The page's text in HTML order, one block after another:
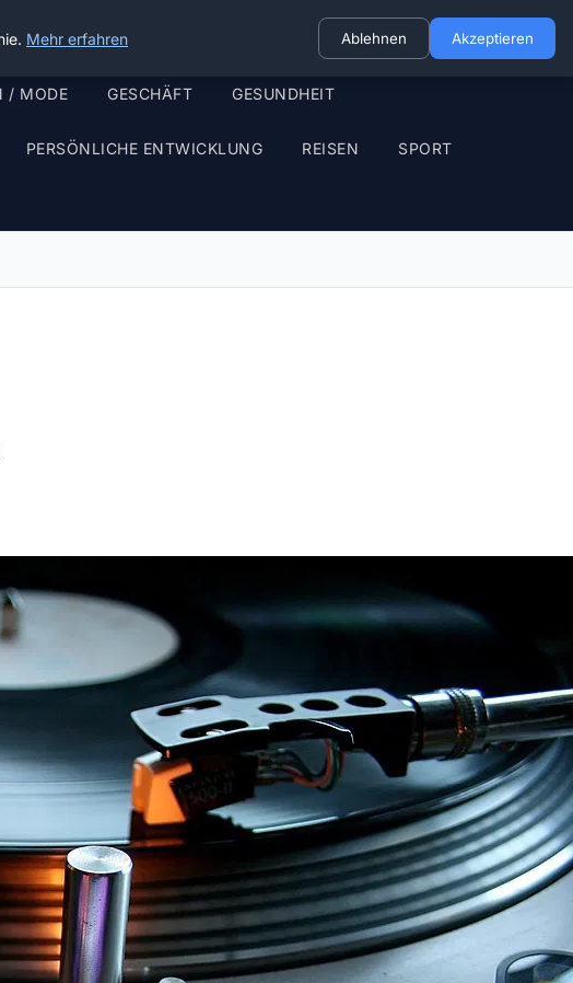
/ MODE GESCHÄFT GESUNDHEIT
PERSÖNLICHE ENTWICKLUNG REISEN SPORT
Mehr erfahren Ablehnen Akzeptieren